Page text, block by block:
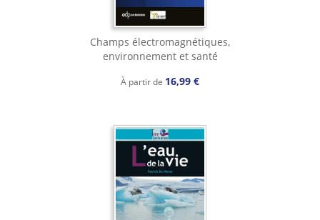
Champs électromagnétiques,
environnement et santé
À partir de 16,99 €